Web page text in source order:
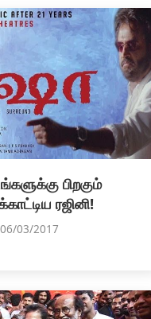
பிறகும்
ரஜினி!
06/03/2017